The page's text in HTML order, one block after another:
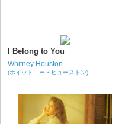
I Belong to You
Whitney Houston
(ホイットニー・ヒューストン)